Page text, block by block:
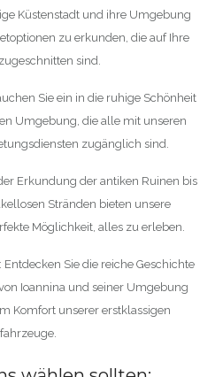
Küstenstadt und ihre Umgebung
zu erkunden, die auf Ihre
sind.
Sie ein in die ruhige Schönheit
Umgebung, die alle mit unseren
zugänglich sind.
Erkundung der antiken Ruinen bis
Stränden bieten unsere
Möglichkeit, alles zu erleben.
Entdecken Sie die reiche Geschichte
Ioannina und seiner Umgebung
Komfort unserer erstklassigen